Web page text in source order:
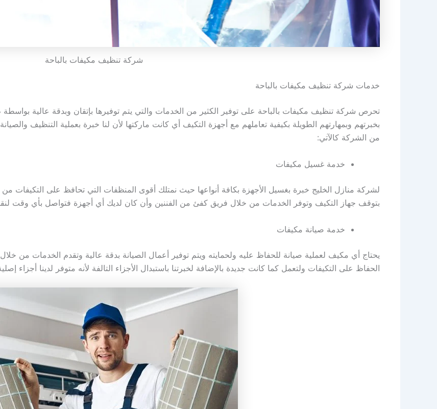
شركة تنظيف مكيفات بالباحة
خدمات شركة تنظيف مكيفات بالباحة
تحرص شركة تنظيف مكيفات بالباحة على توفير الكثير من الخدمات والتي يتم توفيرها بإتقان وبدقة عالية
بخبرتهم وبمهارتهم الطويلة بكيفية تعاملهم مع أجهزة التكيف أي كانت ماركتها لأن لنا خبرة بعملية التنظيف
من الشركة كالآتي:
خدمة غسيل مكيفات
لشركة منازل الخليج خبرة بغسيل الأجهزة بكافة أنواعها حيث نمتلك أقوى المنظفات التي تحافظ على التكيفات
بتوقف جهاز التكيف وتوفر الخدمات من خلال فريق كفئ من الفننين وأن كان لديك أي أجهزة فتواصل بأي وقت
خدمة صيانة مكيفات
يحتاج أي مكيف لعملية صيانة للحفاظ عليه ولحمايته ويتم توفير أعمال الصيانة بدقة عالية وتقدم الخدمات من
الحفاظ على التكيفات ولتعمل كما كانت جديدة بالإضافة لخبرتنا باستبدال الأجزاء التالفة لأنه متوفر لدينا أجزاء